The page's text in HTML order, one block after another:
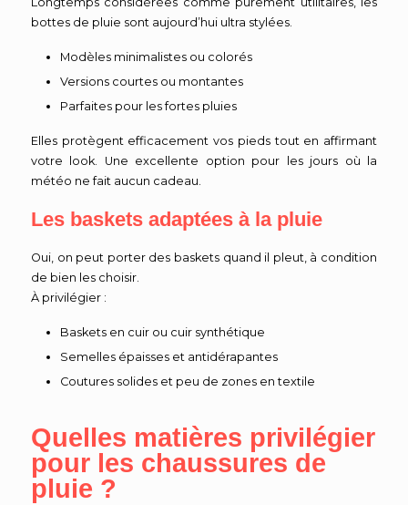
bottes de pluie sont aujourd’hui ultra stylées.
Modèles minimalistes ou colorés
Versions courtes ou montantes
Parfaites pour les fortes pluies
Elles protègent efficacement vos pieds tout en affirmant
votre look. Une excellente option pour les jours où la
météo ne fait aucun cadeau.
Les baskets adaptées à la pluie
Oui, on peut porter des baskets quand il pleut, à condition
de bien les choisir.
À privilégier :
Baskets en cuir ou cuir synthétique
Semelles épaisses et antidérapantes
Coutures solides et peu de zones en textile
Quelles matières privilégier
pour les chaussures de
pluie ?